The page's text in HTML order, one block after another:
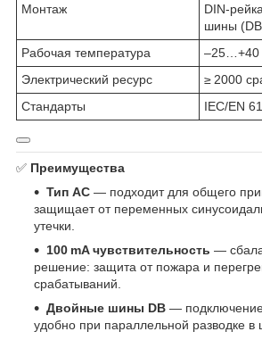
Монтаж
DIN-
шины
Рабочая температура
–25…+40
Электрический ресурс
≥ 2000
Стандарты
IEC/EN
✅ Преимущества
Тип AC — подходит для общего
защищает от переменных
утечки.
100 mA чувствительность —
решение: защита от пожара и
срабатываний.
Двойные шины DB — подключение
удобно при параллельной разводке в